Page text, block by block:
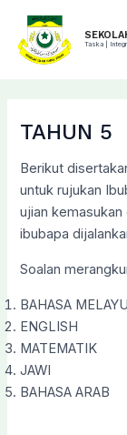
content
Taska |
TAHUN 5
Berikut
untuk rujukan
ujian
ibubapa
Soalan
BAHASA MELAYU
ENGLISH
MATEMATIK
JAWI
BAHASA ARAB